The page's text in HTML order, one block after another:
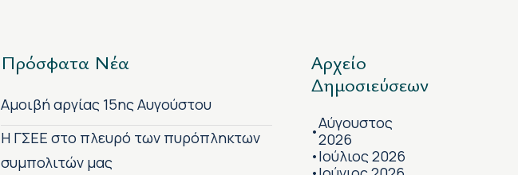
Πρόσφατα Νέα
Αμοιβή αργίας 15ης Αυγούστου
H ΓΣΕΕ στο πλευρό των πυρόπληκτων
συμπολιτών μας
Αρχείο
Δημοσιεύσεων
•Αύγουστος
2026
•Ιούλιος 2026